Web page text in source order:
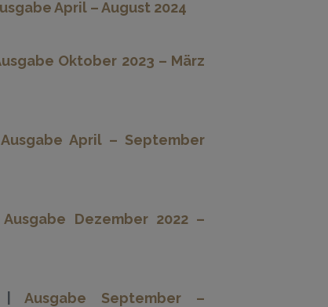
April – August 2024
Oktober 2023 – März
Ausgabe April – September
Ausgabe Dezember 2022 –
|Ausgabe September –